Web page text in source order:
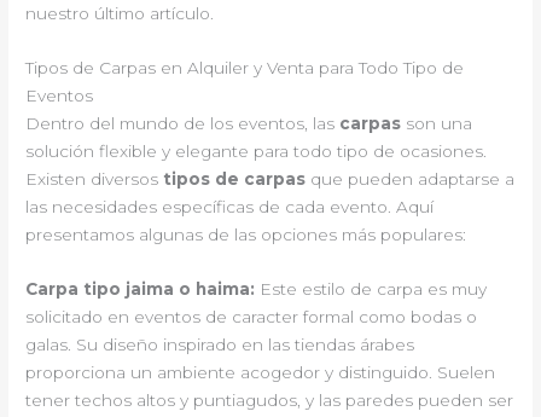
nuestro último artículo.
Tipos de Carpas en Alquiler y Venta para Todo Tipo de
Eventos
Dentro del mundo de los eventos, las carpas son una
solución flexible y elegante para todo tipo de ocasiones.
Existen diversos tipos de carpas que pueden adaptarse a
las necesidades específicas de cada evento. Aquí
presentamos algunas de las opciones más populares:
Carpa tipo jaima o haima: Este estilo de carpa es muy
solicitado en eventos de caracter formal como bodas o
galas. Su diseño inspirado en las tiendas árabes
proporciona un ambiente acogedor y distinguido. Suelen
tener techos altos y puntiagudos, y las paredes pueden ser